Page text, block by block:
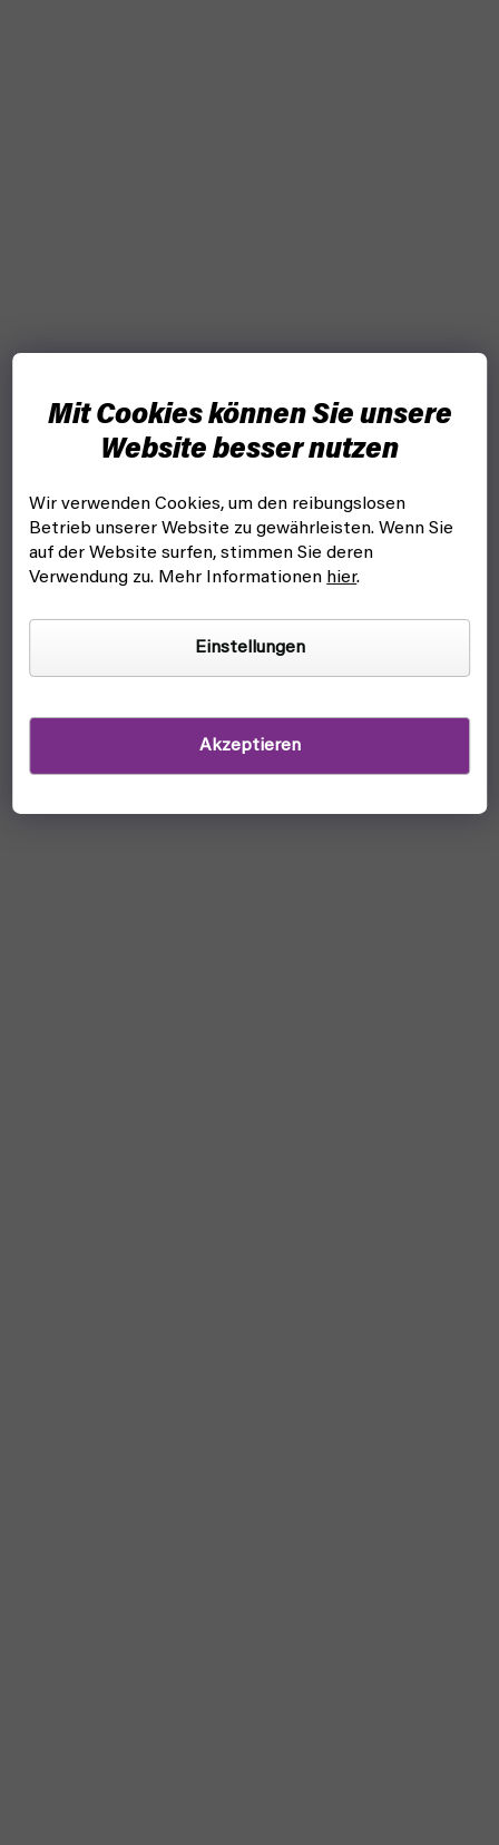
Mit Cookies können Sie unsere
Website besser nutzen
Wir verwenden Cookies, um den reibungslosen
Betrieb unserer Website zu gewährleisten. Wenn Sie
auf der Website surfen, stimmen Sie deren
Verwendung zu. Mehr Informationen hier.
Einstellungen
Akzeptieren